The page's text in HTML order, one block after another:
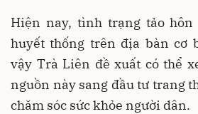
Hiện nay, tình trạng tảo
huyết thống trên địa bàn cơ
vậy Trà Liên đề xuất có thể
nguồn này sang đầu tư trang
chăm sóc sức khỏe người dân.